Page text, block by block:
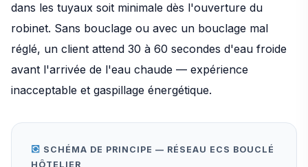
dans les tuyaux soit minimale dès l'ouverture du
robinet. Sans bouclage ou avec un bouclage mal
réglé, un client attend 30 à 60 secondes d'eau froide
avant l'arrivée de l'eau chaude — expérience
inacceptable et gaspillage énergétique.
SCHÉMA DE PRINCIPE — RÉSEAU ECS BOUCLÉ
HÔTELIER